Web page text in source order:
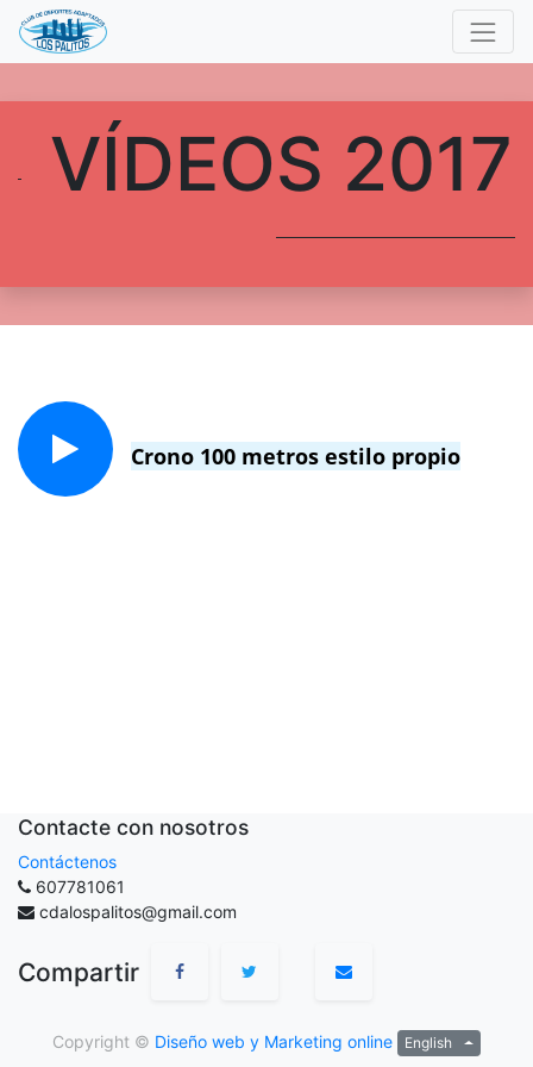
VÍDEOS 2017
Crono 100 metros estilo propio
Contacte con nosotros
Contáctenos
607781061
cdalospalitos@gmail.com
Compartir
Copyright © Diseño web y Marketing online English